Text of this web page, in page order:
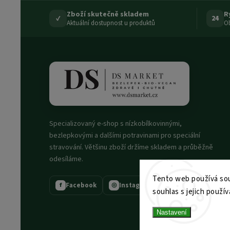
Tento web používá
souhlas s jejich
Nastavení
✓ Zboží skutečně skladem
Aktuální dostupnost u produktů 24
Specializovaný e-shop s nízkobílkovinnými,
bezlepkovými a dalšími potravinami pro speciální
stravování. Většinu zboží držíme skladem a průběžně
odesíláme.
f Facebook ◎ Instagram